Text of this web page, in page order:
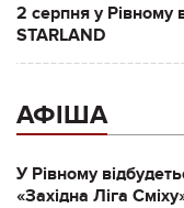
2 серпня у Рівному
STARLAND
АФІША
У Рівному
«Західна Ліга